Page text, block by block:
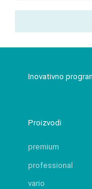
Inovativno
Proizvodi
premium
professional
vario